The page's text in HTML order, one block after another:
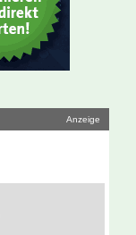
Anzeige